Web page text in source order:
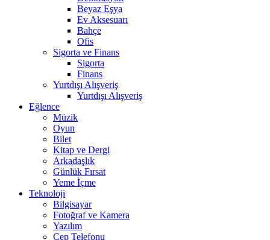
Beyaz Eşya
Ev Aksesuarı
Bahçe
Ofis
Sigorta ve Finans
Sigorta
Finans
Yurtdışı Alışveriş
Yurtdışı Alışveriş
Eğlence
Müzik
Oyun
Bilet
Kitap ve Dergi
Arkadaşlık
Günlük Fırsat
Yeme İçme
Teknoloji
Bilgisayar
Fotoğraf ve Kamera
Yazılım
Cep Telefonu